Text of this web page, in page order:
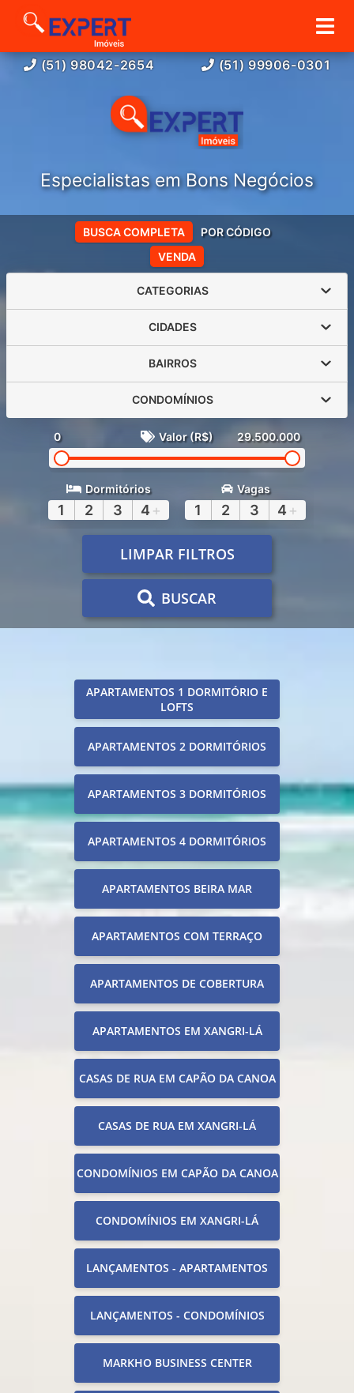
(51) 98042-2654 (51) 99906-0301
Especialistas em Bons Negócios
VENDA
BUSCA COMPLETA POR CÓDIGO
CATEGORIAS
CIDADES
BAIRROS
CONDOMÍNIOS
0 Valor (R$) 29.500.000
Dormitórios
1 2 3 4 +
Vagas
1 2 3 4 +
LIMPAR FILTROS
BUSCAR
APARTAMENTOS 1 DORMITÓRIO E
LOFTS
APARTAMENTOS 2 DORMITÓRIOS
APARTAMENTOS 3 DORMITÓRIOS
APARTAMENTOS 4 DORMITÓRIOS
APARTAMENTOS BEIRA MAR
APARTAMENTOS COM TERRAÇO
APARTAMENTOS DE COBERTURA
APARTAMENTOS EM XANGRI-LÁ
CASAS DE RUA EM CAPÃO DA CANOA
CASAS DE RUA EM XANGRI-LÁ
CONDOMÍNIOS EM CAPÃO DA CANOA
CONDOMÍNIOS EM XANGRI-LÁ
LANÇAMENTOS - APARTAMENTOS
LANÇAMENTOS - CONDOMÍNIOS
MARKHO BUSINESS CENTER